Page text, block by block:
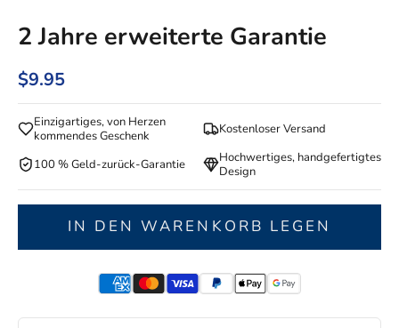
2 Jahre erweiterte Garantie
$9.95
Einzigartiges, von Herzen
kommendes Geschenk
Kostenloser Versand
100 % Geld-zurück-Garantie
Hochwertiges, handgefertigtes
Design
IN DEN WARENKORB LEGEN